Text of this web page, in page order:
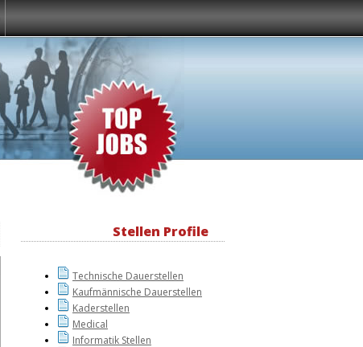
Stellen Profile
Technische Dauerstellen
Kaufmännische Dauerstellen
Kaderstellen
Medical
Informatik Stellen